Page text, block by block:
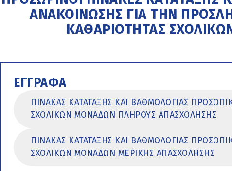
ΑΝΑΚΟΙΝΩΣΗΣ ΓΙΑ ΤΗΝ
ΚΑΘΑΡΙΟΤΗΤΑΣ
ΕΓΓΡΑΦΑ
ΠΙΝΑΚΑΣ ΚΑΤΑΤΑΞΗΣ ΚΑΙ ΒΑΘΜΟΛΟΓΙΑΣ
ΣΧΟΛΙΚΩΝ ΜΟΝΑΔΩΝ ΠΛΗΡΟΥΣ ΑΠΑΣΧΟΛΗΣΗΣ
ΠΙΝΑΚΑΣ ΚΑΤΑΤΑΞΗΣ ΚΑΙ ΒΑΘΜΟΛΟΓΙΑΣ
ΣΧΟΛΙΚΩΝ ΜΟΝΑΔΩΝ ΜΕΡΙΚΗΣ ΑΠΑΣΧΟΛΗΣΗΣ